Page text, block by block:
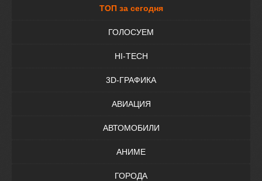
ТОП за сегодня
ГОЛОСУЕМ
HI-TECH
3D-ГРАФИКА
АВИАЦИЯ
АВТОМОБИЛИ
АНИМЕ
ГОРОДА